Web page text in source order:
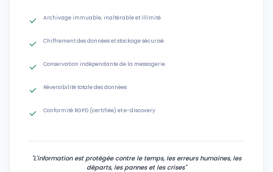
Archivage immuable, inaltérable et illimité
Chiffrement des données et stockage sécurisé
Conservation indépendante de la messagerie
Réversibilité totale des données
Conformité RGPD (certifiée) et e-discovery
"L'information est protégée contre le temps, les erreurs humaines, les
départs, les pannes et les crises"